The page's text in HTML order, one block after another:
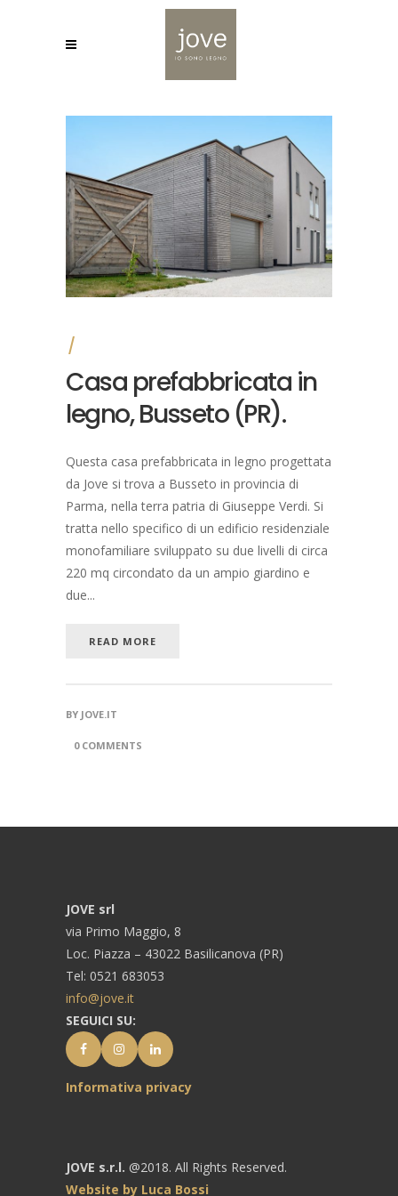
Casa prefabbricata in
legno, Busseto (PR).
Questa casa prefabbricata in legno progettata
da Jove si trova a Busseto in provincia di
Parma, nella terra patria di Giuseppe Verdi. Si
tratta nello specifico di un edificio residenziale
monofamiliare sviluppato su due livelli di circa
220 mq circondato da un ampio giardino e
due...
READ MORE
BY JOVE.IT
0 COMMENTS
JOVE srl
via Primo Maggio, 8
Loc. Piazza – 43022 Basilicanova (PR)
Tel: 0521 683053
info@jove.it
SEGUICI SU:
Informativa privacy
JOVE s.r.l. @2018. All Rights Reserved.
Website by Luca Bossi